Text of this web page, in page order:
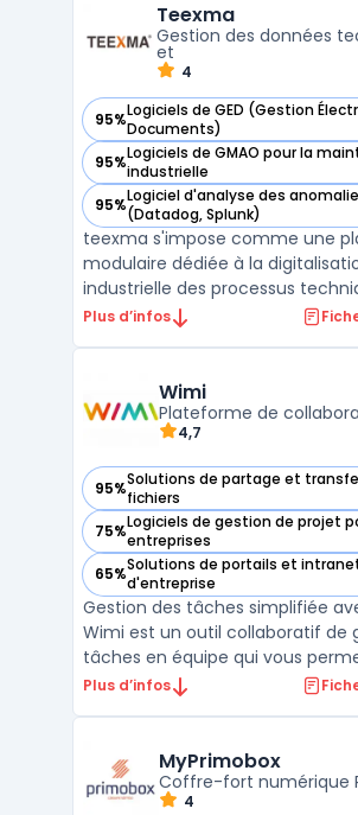
documents, capture illimitée avec
langues et indexation bas ...
Teexma
Gestion des données
et
4
95%Logiciels de GED (Gestion
Documents)
— voir Teexma dans cette catégorie
95%Logiciels de GMAO pour la
industrielle
— voir Teexma dans cette catégorie
95%Logiciel d'analyse des
(Datadog, Splunk)
— voir Teexma dans cette catégorie
teexma s'impose comme une
modulaire dédiée à la
industrielle des processus
sein des entreprises de pointe.
complexes tout au long du cycle
produits. En unifiant les ...
Plus d’infos
Wimi
Plateforme de
4,7
95%Solutions de partage et
fichiers
— voir Wimi dans cette catégorie
75%Logiciels de gestion de projet
entreprises
— voir Wimi dans cette catégorie
65%Solutions de portails et
d'entreprise
— voir Wimi dans cette catégorie
Gestion des tâches simplifiée
Wimi est un outil collaboratif de
tâches en équipe qui vous
travailler plus rapidement et plus
tâches à des membres de votre
suivre leur progression ...
Plus d’infos
MyPrimobox
Coffre-fort numérique
4